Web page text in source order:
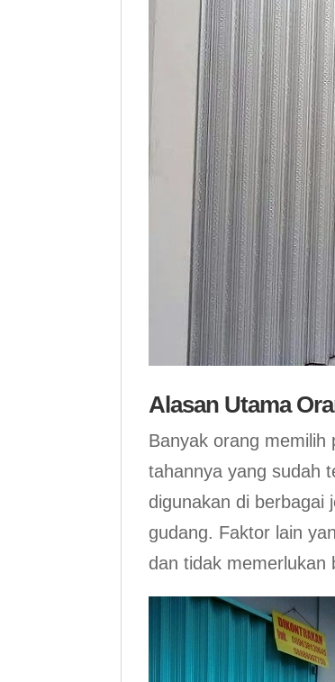
Alasan Utama
Banyak orang memilih
tahannya yang sudah
digunakan di berbagai
gudang. Faktor lain
dan tidak memerlukan